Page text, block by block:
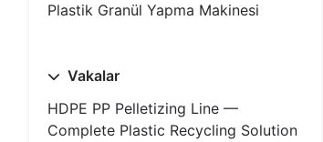
Plastik Granül Yapma Makinesi
Vakalar
HDPE PP Pelletizing Line —
Complete Plastic Recycling Solution